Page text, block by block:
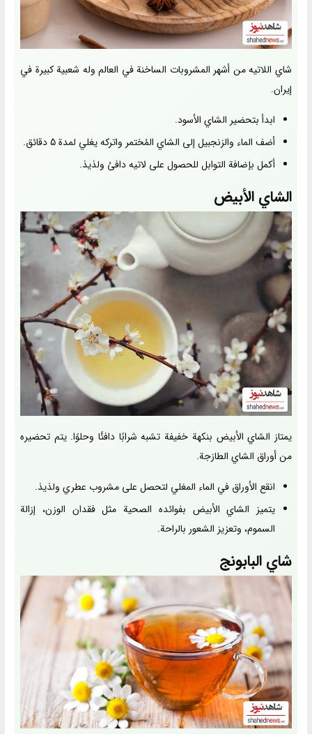
شاي اللاتيه من أشهر المشروبات الساخنة في العالم وله شعبية كبيرة في
إيران.
ابدأ بتحضير الشاي الأسود.
أضف الماء والزنجبيل إلى الشاي المُختمر واتركه يغلي لمدة 5 دقائق.
أكمل بإضافة التوابل للحصول على لاتيه دافئ ولذيذ.
الشاي الأبيض
يمتاز الشاي الأبيض بنكهة خفيفة تشبه شرابًا دافئًا وحلوًا. يتم تحضيره
من أوراق الشاي الطازجة.
انقع الأوراق في الماء المغلي لتحصل على مشروب عطري ولذيذ.
يتميز الشاي الأبيض بفوائده الصحية مثل فقدان الوزن، إزالة
السموم، وتعزيز الشعور بالراحة.
شاي البابونج